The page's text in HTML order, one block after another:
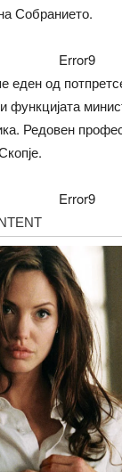
Собранието.
Error9
еден од
функцијата
Редовен
Error9